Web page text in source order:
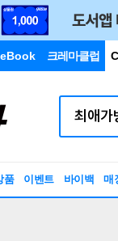
eBook 크레마클럽
품 이벤트 바이백 매